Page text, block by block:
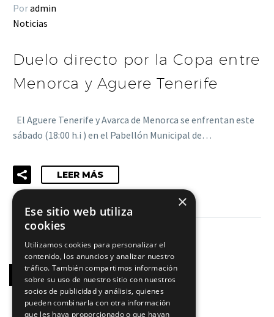
Poradmin
Noticias
Duelo directo por la Copa entre
Menorca y Aguere Tenerife
El Aguere Tenerife y Avarca de Menorca se enfrentan este
sábado (18:00 h.i ) en el Pabellón Municipal de…
LEER MÁS
×
Ese sitio web utiliza
cookies
Utilizamos cookies para personalizar el
contenido, los anuncios y analizar nuestro
tráfico. También compartimos información
sobre su uso de nuestro sitio con nuestros
socios de publicidad y análisis, quienes
pueden combinarla con otra información
que les haya proporcionado o que hayan